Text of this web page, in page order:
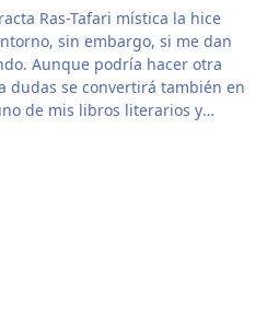
Ras-Tafari mística la hice
sin embargo, si me dan
Aunque podría hacer otra
dudas se convertirá también en
de mis libros literarios y
del Diamante.